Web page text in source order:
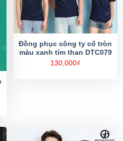
Đồng phục công ty cổ tròn
màu xanh tím than DTC079
130,000₫